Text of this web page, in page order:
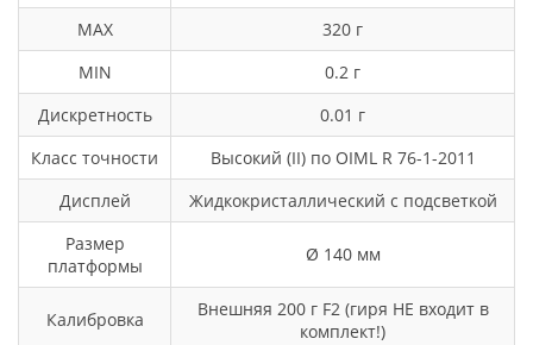
MAX
320 г
MIN
0.2 г
Дискретность
0.01 г
Класс точности
Высокий (II) по OIML R 76-1-2011
Дисплей
Жидкокристаллический с подсветкой
Размер
платформы
Ø 140 мм
Калибровка
Внешняя 200 г F2 (гиря НЕ входит в
комплект!)